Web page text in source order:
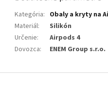
Kategória: Obaly a kryty na
Materiál:
Silikón
Určenie:
Airpods 4
Dovozca: ENEM Group s.r.o.